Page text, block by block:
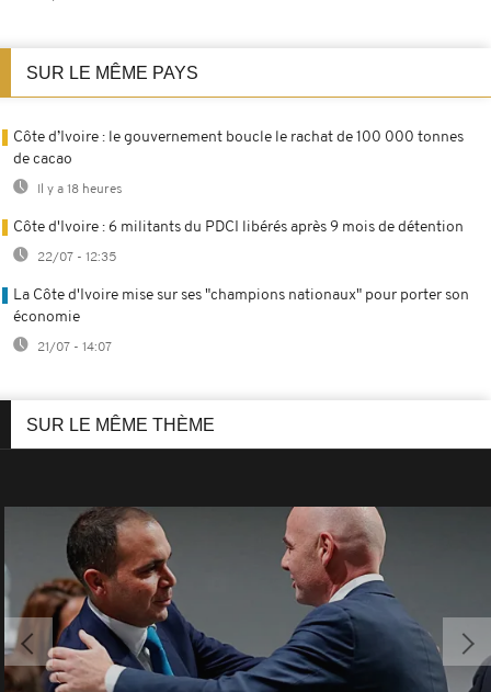
SUR LE MÊME PAYS
Côte d’Ivoire : le gouvernement boucle le rachat de 100 000 tonnes
de cacao
Il y a 18 heures
Côte d'Ivoire : 6 militants du PDCI libérés après 9 mois de détention
22/07 - 12:35
La Côte d'Ivoire mise sur ses "champions nationaux" pour porter son
économie
21/07 - 14:07
SUR LE MÊME THÈME